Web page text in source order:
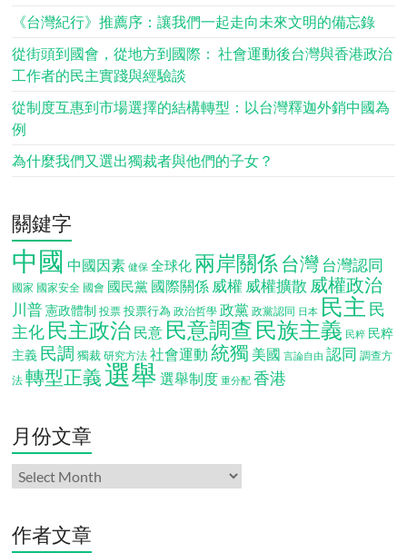
《台灣紀行》推薦序：讓我們一起走向未來文明的備忘錄
從街頭到國會，從地方到國際： 社會運動後台灣與香港政治
工作者的民主實踐與經驗談
從制度互惠到市場選擇的結構轉型：以台灣釋迦外銷中國為
例
為什麼我們又選出獨裁者與他們的子女？
關鍵字
中國 中國因素 健保 全球化 兩岸關係 台灣台灣認同
國家 國家安全 國會 國民黨 國際關係 威權 威權擴散 威權政治
川普 憲政體制 投票 投票行為 政治哲學 政黨 政黨認同 日本 民主 民
主化民主政治 民意 民意調查 民族主義 民粹 民粹
主義 民調 獨裁 研究方法 社會運動 統獨 美國 言論自由 認同 調查方
法 轉型正義 選舉 選舉制度 重分配 香港
月份文章
月
份
章
作者文章